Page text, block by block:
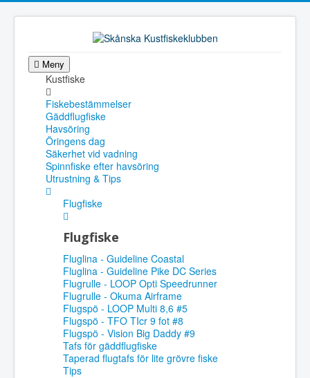
Meny
Kustfiske
Fiskebestämmelser
Gäddflugfiske
Havsöring
Öringens dag
Säkerhet vid vadning
Spinnfiske efter havsöring
Utrustning & Tips
Flugfiske
Flugfiske
Fluglina - Guideline Coastal
Fluglina - Guideline Pike DC Series
Flugrulle - LOOP Opti Speedrunner
Flugrulle - Okuma Airframe
Flugspö - LOOP Multi 8,6 #5
Flugspö - TFO TIcr 9 fot #8
Flugspö - Vision Big Daddy #9
Tafs för gäddflugfiske
Taperad flugtafs för lite grövre fiske
Tips